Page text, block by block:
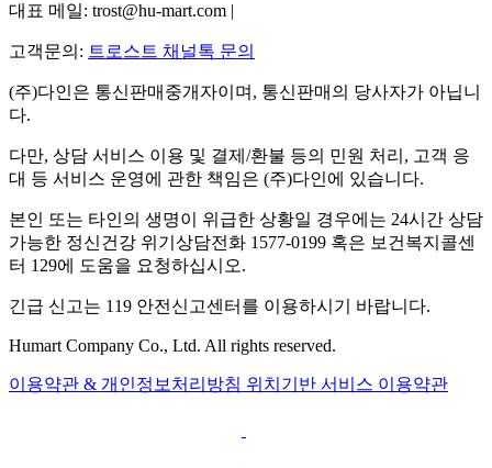
대표 메일: trost@hu-mart.com |
고객문의: 트로스트 채널톡 문의
(주)다인은 통신판매중개자이며, 통신판매의 당사자가 아닙니
다.
다만, 상담 서비스 이용 및 결제/환불 등의 민원 처리, 고객 응
대 등 서비스 운영에 관한 책임은 (주)다인에 있습니다.
본인 또는 타인의 생명이 위급한 상황일 경우에는 24시간 상담
가능한 정신건강 위기상담전화 1577-0199 혹은 보건복지콜센
터 129에 도움을 요청하십시오.
긴급 신고는 119 안전신고센터를 이용하시기 바랍니다.
Humart Company Co., Ltd. All rights reserved.
이용약관 & 개인정보처리방침 위치기반 서비스 이용약관